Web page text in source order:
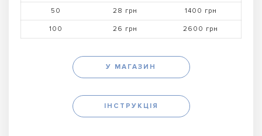
50 28 грн 1400 грн
100 26 грн 2600 грн
У МАГАЗИН
ІНСТРУКЦІЯ